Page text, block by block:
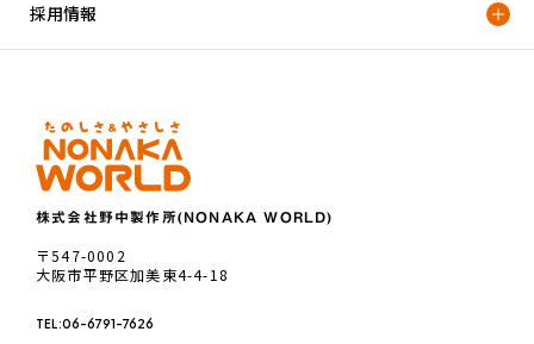
採用情報
株式会社野中製作所(NONAKA WORLD)
〒547-0002
大阪市平野区加美東4-4-18
TEL:06-6791-7626